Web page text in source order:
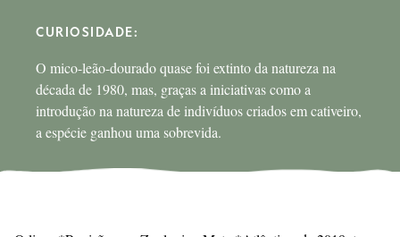
CURIOSIDADE:
O mico-leão-dourado quase foi extinto da natureza na
década de 1980, mas, graças a iniciativas como a
introdução na natureza de indivíduos criados em cativeiro,
a espécie ganhou uma sobrevida.